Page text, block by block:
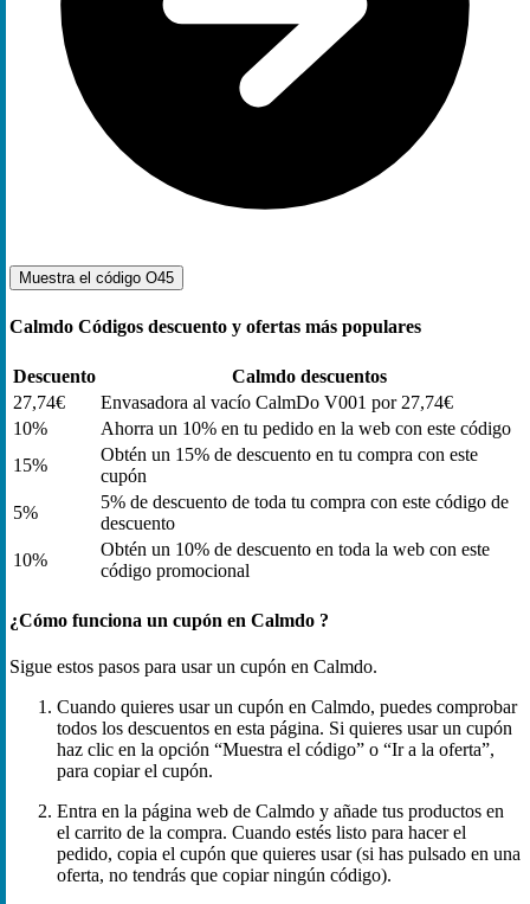
Muestra el código O45
Calmdo Códigos descuento y ofertas más populares
Descuento
Calmdo descuentos
27,74€
Envasadora al vacío CalmDo V001 por 27,74€
10%
Ahorra un 10% en tu pedido en la web con este código
15%
Obtén un 15% de descuento en tu compra con este
cupón
5%
5% de descuento de toda tu compra con este código de
descuento
10%
Obtén un 10% de descuento en toda la web con este
código promocional
¿Cómo funciona un cupón en Calmdo ?
Sigue estos pasos para usar un cupón en Calmdo.
Cuando quieres usar un cupón en Calmdo, puedes comprobar
todos los descuentos en esta página. Si quieres usar un cupón
haz clic en la opción “Muestra el código” o “Ir a la oferta”,
para copiar el cupón.
Entra en la página web de Calmdo y añade tus productos en
el carrito de la compra. Cuando estés listo para hacer el
pedido, copia el cupón que quieres usar (si has pulsado en una
oferta, no tendrás que copiar ningún código).